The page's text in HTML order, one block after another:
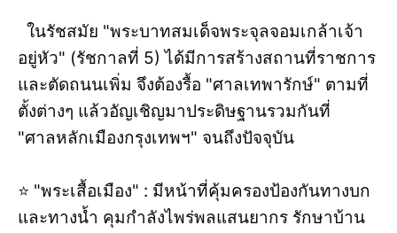
ในรัชสมัย "พระบาทสมเด็จพระจุลจอมเกล้าเจ้า
อยู่หัว" (รัชกาลที่ 5) ได้มีการสร้างสถานที่ราชการ
และตัดถนนเพิ่ม จึงต้องรื้อ "ศาลเทพารักษ์" ตามที่
ตั้งต่างๆ แล้วอัญเชิญมาประดิษฐานรวมกันที่
"ศาลหลักเมืองกรุงเทพฯ" จนถึงปัจจุบัน
⭐ "พระเสื้อเมือง" : มีหน้าที่คุ้มครองป้องกันทางบก
และทางน้ำ คุมกำลังไพร่พลแสนยากร รักษาบ้าน